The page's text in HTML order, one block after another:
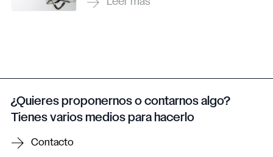
¿Quieres proponernos o contarnos algo?
Tienes varios medios para hacerlo
Contacto